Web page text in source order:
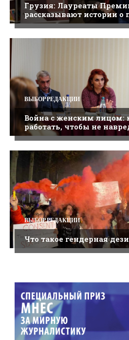
Грузия: Лауреаты
рассказывают истории
ВЫБОР РЕДАКЦИИ
Война с женским лицом:
работать, чтобы не
ВЫБОР РЕДАКЦИИ
Что такое гендерная